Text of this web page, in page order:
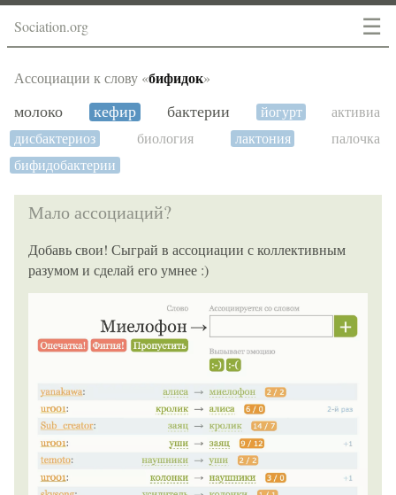
☰
Sociation.org
Ассоциации к слову «бифидок»
молоко кефир бактерии йогурт
активиа
дисбактериоз
биология лактония
палочка
бифидобактерии
Мало ассоциаций?
Добавь свои! Сыграй в ассоциации с коллективным
разумом и сделай его умнее :)